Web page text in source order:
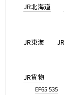
JR北海道
JR東海
JR貨物
EF65 535